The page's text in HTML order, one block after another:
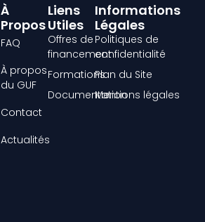
Liens
Utiles
Offres de
financement
Formations
Documentation
À
Propos
FAQ
À propos
du GUF
Contact
Actualités
Informations
Légales
Politiques de
confidentialité
Plan du Site
Mentions légales